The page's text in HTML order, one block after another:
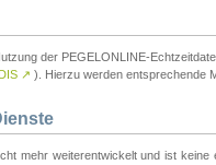
der PEGELONLINE-
↗ ). Hierzu werden entsprechende
mehr weiterentwickelt und ist keine